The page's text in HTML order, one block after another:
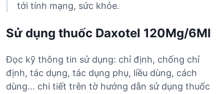
tới tính mạng, sức khỏe.
Sử dụng thuốc Daxotel 120Mg/6Ml
Đọc kỹ thông tin sử dụng: chỉ định, chống chỉ
định, tác dụng, tác dụng phụ, liều dùng, cách
dùng… chi tiết trên tờ hướng dẫn sử dụng thuốc